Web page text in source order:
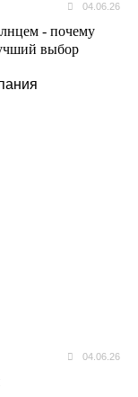
04.06.26
- почему
выбор
04.06.26